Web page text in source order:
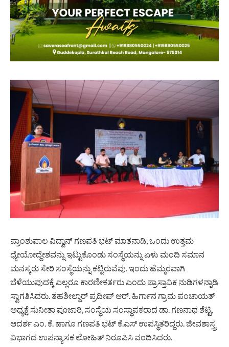
ಪ್ರಾಂಶುಪಾಲ ವಿದ್ವಾನ್ ಗಣಪತಿ ಭಟ್ ಮಾತನಾಡಿ, ಒಂದು ಉತ್ತಮ
ಧ್ಯೇಯೋದ್ದೇಶವನ್ನು ಇಟ್ಟುಕೊಂಡು ಸಂಸ್ಥೆಯನ್ನು ಏಳು ಮಂದಿ ಸಮಾನ
ಮನಸ್ಕರು ಸೇರಿ ಸಂಸ್ಥೆಯನ್ನು ಕಟ್ಟಿರುವೆವು. ಇಂದು ಹೆಮ್ಮರವಾಗಿ
ಬೆಳೆಯುವುದಕ್ಕೆ ಎಲ್ಲರೂ ಕಾರಣೀಕರ್ತರು ಎಂದು ಪ್ರಾಸ್ತಾವಿಕ ನುಡಿಗಳನ್ನಾಡಿ
ಸ್ವಾಗತಿಸಿದರು. ತಹಶೀಲ್ದಾರ್ ಪ್ರದೀಪ್ ಆರ್. ಹಿರ್ಗಾನ ಗ್ರಾಮ ಪಂಚಾಯತ್
ಅಧ್ಯಕ್ಷೆ ಸುನೀತಾ ಪೂಜಾರಿ, ಸಂಸ್ಥೆಯ ಸಂಸ್ಥಾಪಕರಾದ ಡಾ. ಗಣನಾಥ ಶೆಟ್ಟಿ,
ಆದರ್ಶ ಎಂ. ಕೆ. ಹಾಗೂ ಗಣಪತಿ ಭಟ್ ಕೆ.ಎಸ್ ಉಪಸ್ಥಿತರಿದ್ದರು. ಜೀವಶಾಸ್ತ್ರ
ವಿಭಾಗದ ಉಪನ್ಯಾಸಕ ಲೋಹಿತ್ ನಿರೂಪಿಸಿ ವಂದಿಸಿದರು.